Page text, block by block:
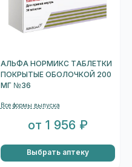
АЛЬФА НОРМИКС ТАБЛЕТКИ
ПОКРЫТЫЕ ОБОЛОЧКОЙ 200
МГ №36
Все формы выпуска
от 1 956 ₽
Выбрать аптеку